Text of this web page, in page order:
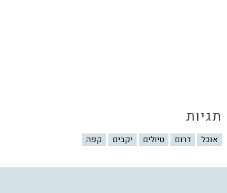
תגיות
אוכל דרום טיולים יקבים קפה